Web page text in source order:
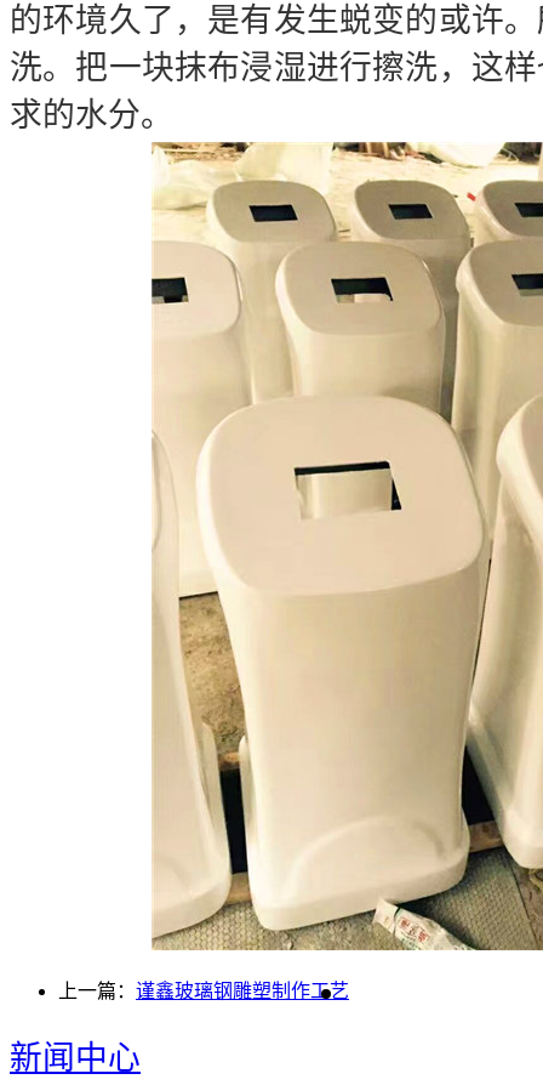
的环境久了，是有发生蜕变的或许
洗。把一块抹布浸湿进行擦洗，这
求的水分。
上一篇： 谨鑫玻璃钢雕塑制作工艺
新闻中心